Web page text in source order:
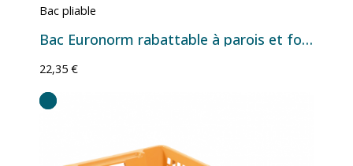
Bac pliable
Bac Euronorm rabattable à parois et fond ajourés - 47 L - 600×400×240 mm
22,35 €